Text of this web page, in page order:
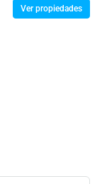
Ver propiedades